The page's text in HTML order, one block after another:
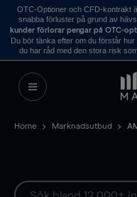
OTC-Optioner och CFD-kontrakt
snabba förluster på grund av
kunder förlorar pengar på OTC-
Du bör tänka efter om du förstår
du har råd med den stora risk
Home Marknadsutbud